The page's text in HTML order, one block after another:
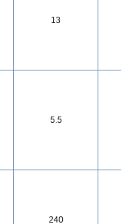
13
5.5
240